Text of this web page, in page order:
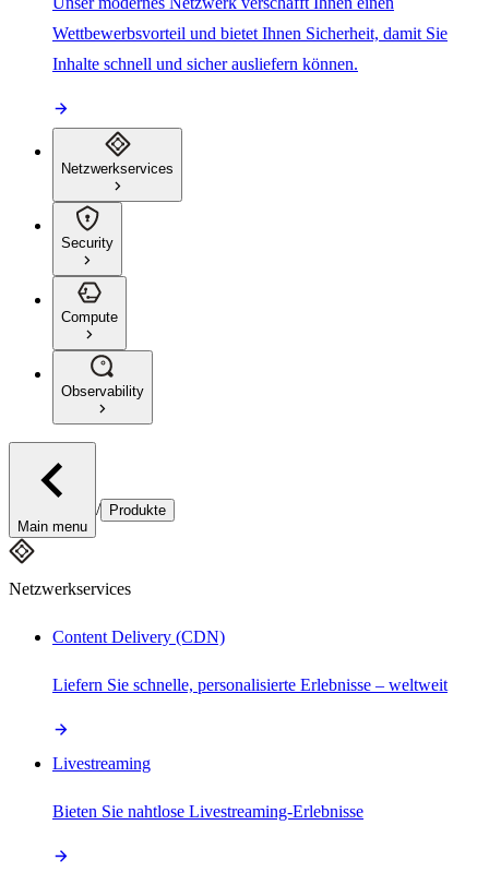
Wettbewerbsvorteil und bietet Ihnen Sicherheit, damit Sie
Inhalte schnell und sicher ausliefern können.
Netzwerkservices
Security
Compute
Observability
Main menu
/ Produkte
Netzwerkservices
Content Delivery (CDN)
Liefern Sie schnelle, personalisierte Erlebnisse – weltweit
Livestreaming
Bieten Sie nahtlose Livestreaming-Erlebnisse